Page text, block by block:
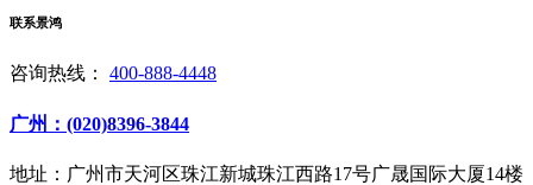
联系景鸿
咨询热线： 400-888-4448
广州：(020)8396-3844
地址：广州市天河区珠江新城珠江西路17号广晟国际大厦14楼